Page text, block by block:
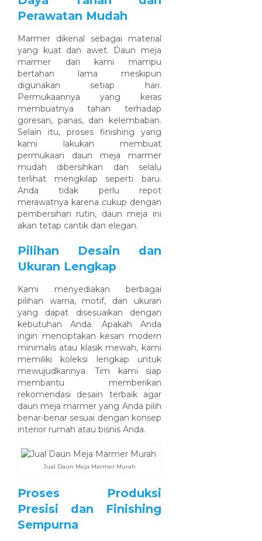
Perawatan Mudah
Marmer dikenal sebagai material
yang kuat dan awet. Daun meja
marmer dari kami mampu
bertahan lama meskipun
digunakan setiap hari.
Permukaannya yang keras
membuatnya tahan terhadap
goresan, panas, dan kelembaban.
Selain itu, proses finishing yang
kami lakukan membuat
permukaan daun meja marmer
mudah dibersihkan dan selalu
terlihat mengkilap seperti baru.
Anda tidak perlu repot
merawatnya karena cukup dengan
pembersihan rutin, daun meja ini
akan tetap cantik dan elegan.
Pilihan Desain dan
Ukuran Lengkap
Kami menyediakan berbagai
pilihan warna, motif, dan ukuran
yang dapat disesuaikan dengan
kebutuhan Anda. Apakah Anda
ingin menciptakan kesan modern
minimalis atau klasik mewah, kami
memiliki koleksi lengkap untuk
mewujudkannya. Tim kami siap
membantu memberikan
rekomendasi desain terbaik agar
daun meja marmer yang Anda pilih
benar-benar sesuai dengan konsep
interior rumah atau bisnis Anda.
Jual Daun Meja Marmer Murah
Proses Produksi
Presisi dan Finishing
Sempurna